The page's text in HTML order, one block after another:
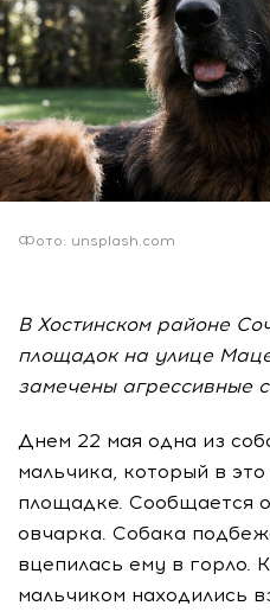
Фото: unsplash.com
В Хостинском районе
площадок на улице
замечены агрессивные
Днем 22 мая одна из
мальчика, который в
площадке. Сообщается
овчарка. Собака
вцепилась ему в горло.
мальчиком находились